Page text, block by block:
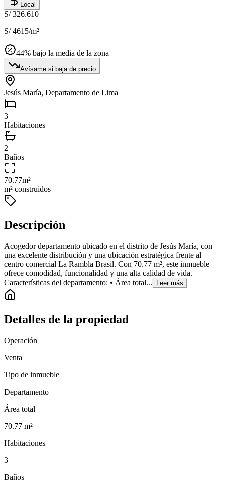
Local
S/ 326.610
S/ 4615/m²
44% bajo la media de la zona
Avísame si baja de precio
Jesús María, Departamento de Lima
3
Habitaciones
2
Baños
70.77m²
m² construidos
Descripción
Acogedor departamento ubicado en el distrito de Jesús María, con
una excelente distribución y una ubicación estratégica frente al
centro comercial La Rambla Brasil. Con 70.77 m², este inmueble
ofrece comodidad, funcionalidad y una alta calidad de vida.
Características del departamento: • Área total...
Leer más
Detalles de la propiedad
Operación
Venta
Tipo de inmueble
Departamento
Área total
70.77 m²
Habitaciones
3
Baños